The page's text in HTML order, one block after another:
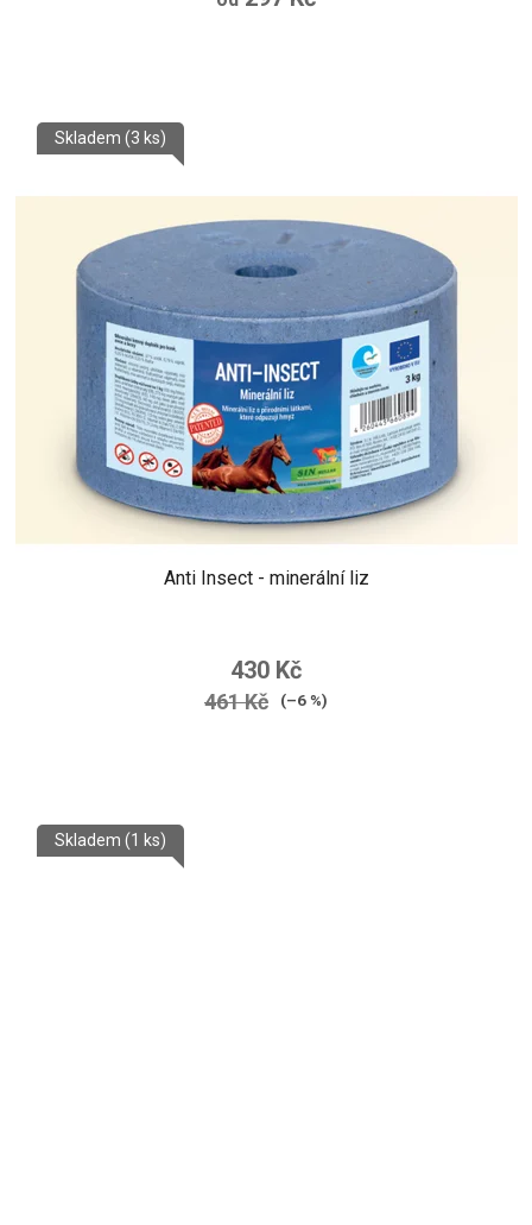
Anti Insect - minerální liz
hodnocení
produktu
Skladem (3 ks)
430 Kč
461 Kč (–6 %)
Skladem (1 ks)